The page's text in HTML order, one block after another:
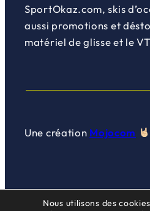
SportOkaz.com, skis
aussi promotions et
matériel de glisse et le
Une création Mojocom
Nous utilisons des